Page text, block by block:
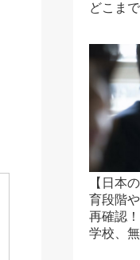
どこま
【日本
育段階
再確認
学校、